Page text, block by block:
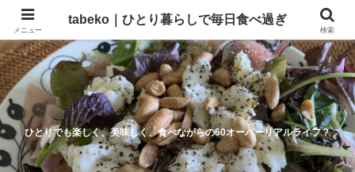
ひとりでも楽しく、美味しく、食べながらの60オーバーリアルライフ？
メニュー
tabeko｜ひとり暮らしで毎日食べ過ぎ
検索